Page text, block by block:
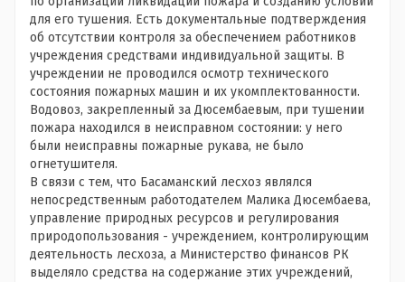
для его тушения. Есть документальные подтверждения
об отсутствии контроля за обеспечением работников
учреждения средствами индивидуальной защиты. В
учреждении не проводился осмотр технического
состояния пожарных машин и их укомплектованности.
Водовоз, закрепленный за Дюсембаевым, при тушении
пожара находился в неисправном состоянии: у него
были неисправны пожарные рукава, не было
огнетушителя.
В связи с тем, что Басаманский лесхоз являлся
непосредственным работодателем Малика Дюсембаева,
управление природных ресурсов и регулирования
природопользования - учреждением, контролирующим
деятельность лесхоза, а Министерство финансов РК
выделяло средства на содержание этих учреждений,